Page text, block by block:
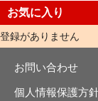
お気に入り
登録がありません
お問い合わせ
個人情報保護方